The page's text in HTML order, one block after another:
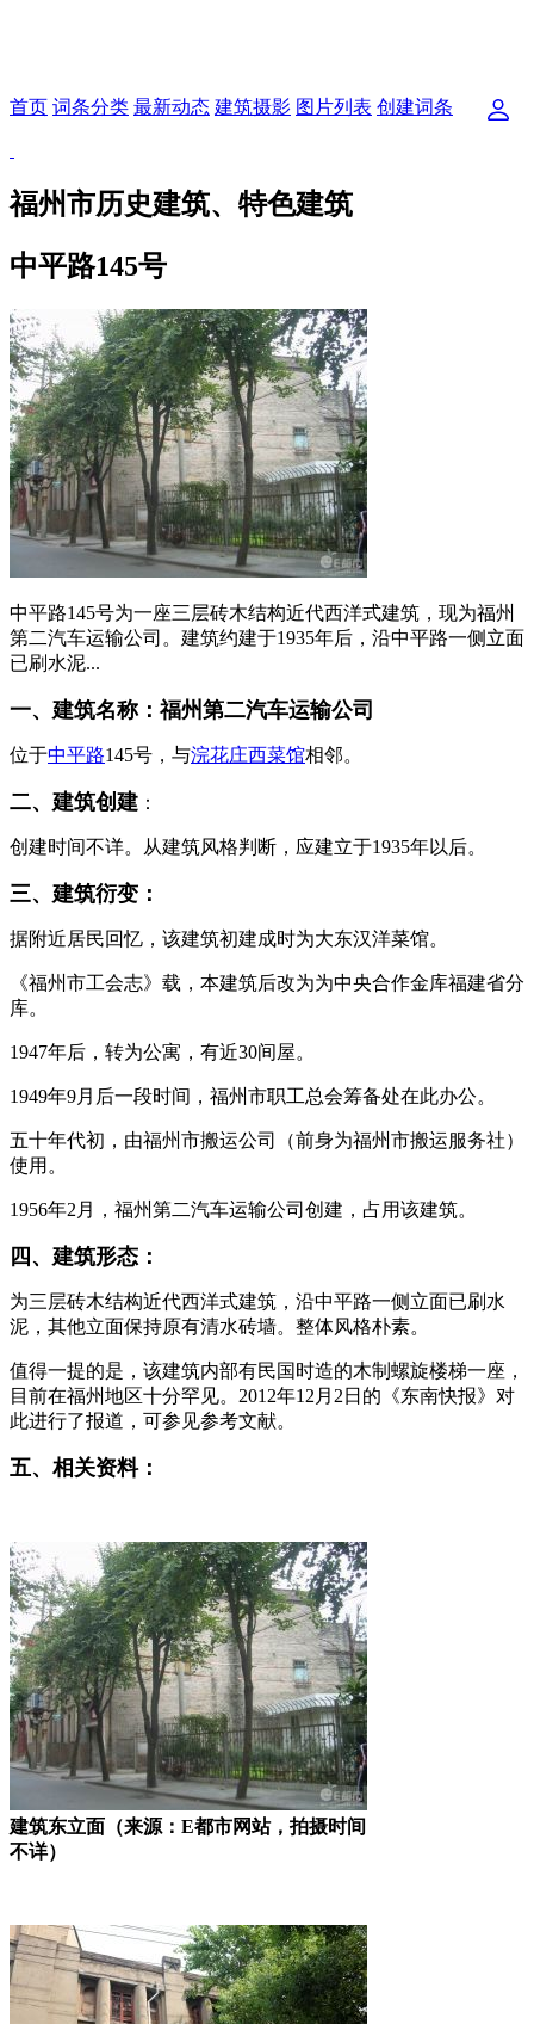
首页 词条分类 最新动态 建筑摄影 图片列表 创建词条
福州市历史建筑、特色建筑
中平路145号
中平路145号为一座三层砖木结构近代西洋式建筑，现为福州
第二汽车运输公司。建筑约建于1935年后，沿中平路一侧立面
已刷水泥...
一、建筑名称：福州第二汽车运输公司
位于中平路145号，与浣花庄西菜馆相邻。
二、建筑创建 ：
创建时间不详。从建筑风格判断，应建立于1935年以后。
三、建筑衍变：
据附近居民回忆，该建筑初建成时为大东汉洋菜馆。
《福州市工会志》载，本建筑后改为为中央合作金库福建省分
库。
1947年后，转为公寓，有近30间屋。
1949年9月后一段时间，福州市职工总会筹备处在此办公。
五十年代初，由福州市搬运公司（前身为福州市搬运服务社）
使用。
1956年2月，福州第二汽车运输公司创建，占用该建筑。
四、建筑形态：
为三层砖木结构近代西洋式建筑，沿中平路一侧立面已刷水
泥，其他立面保持原有清水砖墙。整体风格朴素。
值得一提的是，该建筑内部有民国时造的木制螺旋楼梯一座，
目前在福州地区十分罕见。2012年12月2日的《东南快报》对
此进行了报道，可参见参考文献。
五、相关资料：
建筑东立面（来源：E都市网站，拍摄时间
不详）